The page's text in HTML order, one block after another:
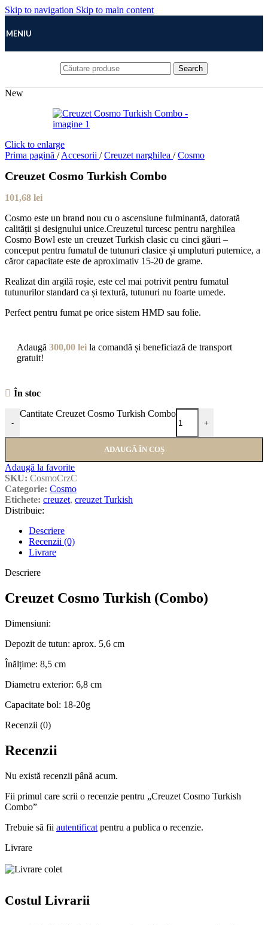
Skip to navigation Skip to main content
MENIU
Search
New
Click to enlarge
Prima pagină / Accesorii / Creuzet narghilea / Cosmo
Creuzet Cosmo Turkish Combo
101,68 lei
Cosmo este un brand nou cu o ascensiune fulminantă, datorată
calității și designului unice.Creuzetul turcesc pentru narghilea
Cosmo Bowl este un creuzet Turkish clasic cu cinci găuri –
conceput pentru fumatul de tutunuri clasice și umpluturi puternice, a
căror capacitate este de aproximativ 15-20 de grame.
Realizat din argilă roșie, este cel mai potrivit pentru fumatul
tutunurilor standard ca și textură, tutunuri nu foarte umede.
Perfect pentru fumat pe orice sistem HMD sau folie.
Adaugă 300,00 lei la comandă și beneficiază de transport
gratuit!
În stoc
-
Cantitate Creuzet Cosmo Turkish Combo
+
ADAUGĂ ÎN COȘ
Adaugă la favorite
SKU: CosmoCrzC
Categorie: Cosmo
Etichete: creuzet, creuzet Turkish
Distribuie:
Descriere
Recenzii (0)
Livrare
Descriere
Creuzet Cosmo Turkish (Combo)
Dimensiuni:
Depozit de tutun: aprox. 5,6 cm
Înălțime: 8,5 cm
Diametru exterior: 6,8 cm
Capacitate bol: 18-20g
Recenzii (0)
Recenzii
Nu există recenzii până acum.
Fii primul care scrii o recenzie pentru „Creuzet Cosmo Turkish
Combo”
Trebuie să fii autentificat pentru a publica o recenzie.
Livrare
Costul Livrarii